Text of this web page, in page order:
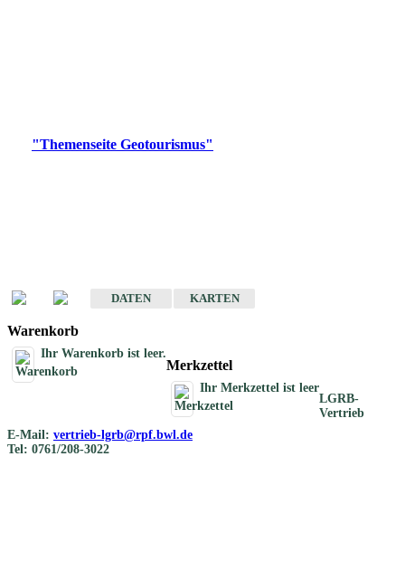
"Themenseite Geotourismus"
DATEN
KARTEN
Warenkorb
Ihr Warenkorb ist leer.
Merkzettel
Ihr Merkzettel ist leer
LGRB-
Vertrieb
E-Mail: vertrieb-lgrb@rpf.bwl.de
Tel: 0761/208-3022